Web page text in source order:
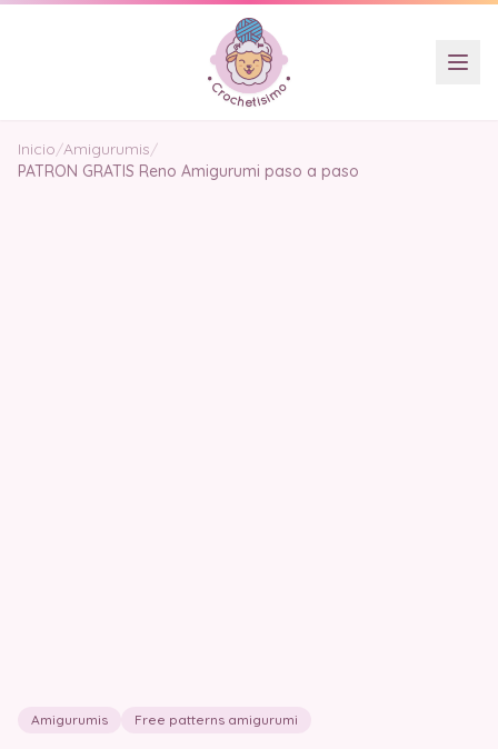
Inicio/Amigurumis/
PATRON GRATIS Reno Amigurumi paso a paso
Amigurumis Free patterns amigurumi